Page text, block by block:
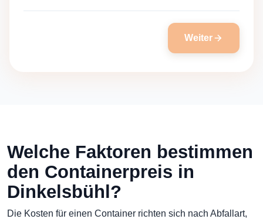
Weiter
Welche Faktoren bestimmen
den Containerpreis in
Dinkelsbühl?
Die Kosten für einen Container richten sich nach Abfallart,